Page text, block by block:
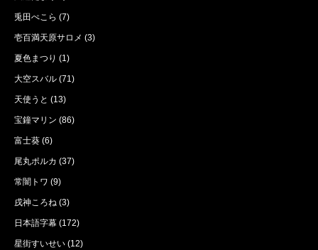
兎田ぺこら (7)
壱百満天原サロメ (3)
夏色まつり (1)
大空スバル (71)
天使うと (13)
宝鐘マリン (86)
富士葵 (6)
尾丸ポルカ (37)
常闇トワ (9)
戌神ころね (3)
日本語字幕 (172)
星街すいせい (12)